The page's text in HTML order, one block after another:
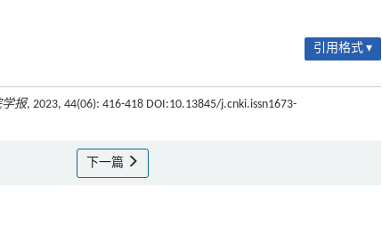
引用格式 ▾
报, 2023, 44(06): 416-418 DOI:10.13845/j.cnki.issn1673-
下一篇